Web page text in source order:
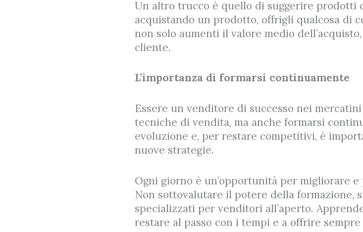
Un altro trucco è quello di suggerire prodotti
acquistando un prodotto, offrigli qualcosa di
non solo aumenti il valore medio
cliente.
L’importanza di formarsi continuamente
Essere un venditore di successo nei
tecniche di vendita, ma anche formarsi
evoluzione e, per restare competitivi, è
nuove strategie.
Ogni giorno è un’opportunità per migliorare
Non sottovalutare il potere della formazione,
specializzati per venditori all’aperto.
restare al passo con i tempi e a offrire